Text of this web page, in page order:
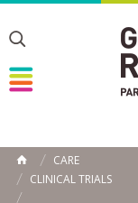
Toggle
Toggle
HOME
CARE
CLINICAL TRIALS